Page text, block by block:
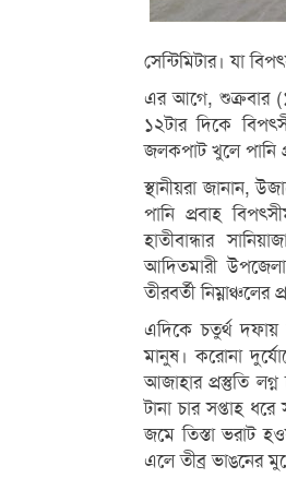
সেন্টিমিটার। যা
এর আগে, শুক্রবার
১২টার দিকে
জলকপাট খুলে পানি
স্থানীয়রা জানান,
পানি প্রবাহ
হাতীবান্ধার
আদিতমারী
তীরবর্তী
এদিকে চতুর্থ দফায়
মানুষ। করোনা
আজাহার প্রস্তুতি
টানা চার সপ্তাহ
জমে তিস্তা ভরাট
এলে তীব্র ভাঙনের